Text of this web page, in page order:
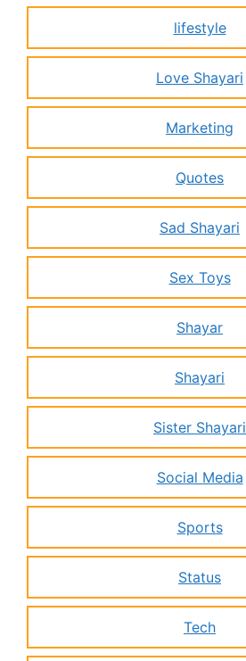
lifestyle
Love Shayari
Marketing
Quotes
Sad Shayari
Sex Toys
Shayar
Shayari
Sister Shayari
Social Media
Sports
Status
Tech